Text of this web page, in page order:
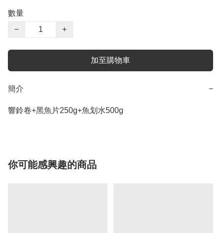
數量
−
+
加至購物車
簡介 −
響鈴卷+黑魚片250g+魚划水500g
你可能感興趣的商品